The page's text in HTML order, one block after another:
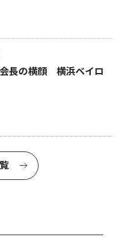
長の横顔 横浜ベイロ